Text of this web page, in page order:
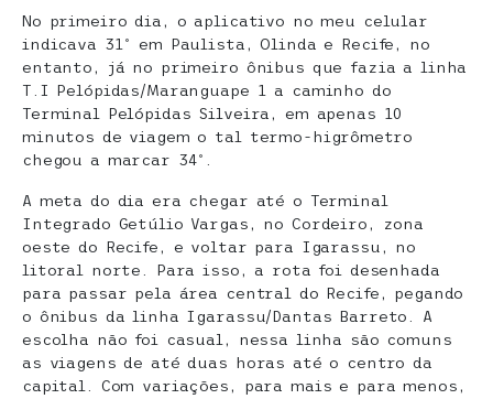
No primeiro dia, o aplicativo no meu celular
indicava 31º em Paulista, Olinda e Recife, no
entanto, já no primeiro ônibus que fazia a linha
T.I Pelópidas/Maranguape 1 a caminho do
Terminal Pelópidas Silveira, em apenas 10
minutos de viagem o tal termo-higrômetro
chegou a marcar 34º.
A meta do dia era chegar até o Terminal
Integrado Getúlio Vargas, no Cordeiro, zona
oeste do Recife, e voltar para Igarassu, no
litoral norte. Para isso, a rota foi desenhada
para passar pela área central do Recife, pegando
o ônibus da linha Igarassu/Dantas Barreto. A
escolha não foi casual, nessa linha são comuns
as viagens de até duas horas até o centro da
capital. Com variações, para mais e para menos,